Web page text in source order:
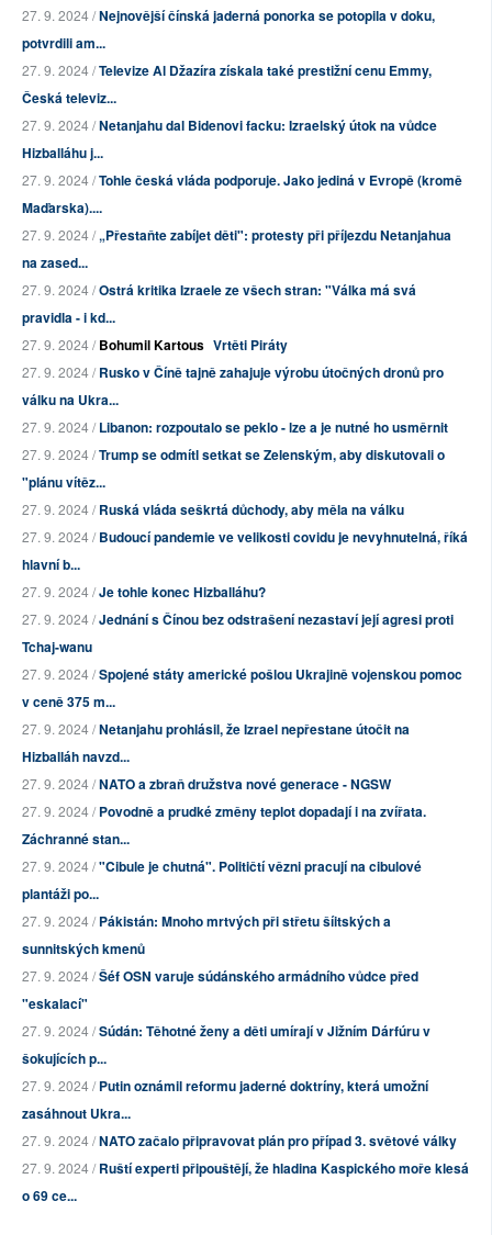
27. 9. 2024 /Nejnovější čínská jaderná ponorka se potopila v doku,
potvrdili am...
27. 9. 2024 /Televize Al Džazíra získala také prestižní cenu Emmy,
Česká televiz...
27. 9. 2024 /Netanjahu dal Bidenovi facku: Izraelský útok na vůdce
Hizballáhu j...
27. 9. 2024 /Tohle česká vláda podporuje. Jako jediná v Evropě (kromě
Maďarska)....
27. 9. 2024 /„Přestaňte zabíjet děti": protesty při příjezdu Netanjahua
na zased...
27. 9. 2024 /Ostrá kritika Izraele ze všech stran: "Válka má svá
pravidla - i kd...
27. 9. 2024 /Bohumil Kartous Vrtěti Piráty
27. 9. 2024 /Rusko v Číně tajně zahajuje výrobu útočných dronů pro
válku na Ukra...
27. 9. 2024 /Libanon: rozpoutalo se peklo - lze a je nutné ho usměrnit
27. 9. 2024 /Trump se odmítl setkat se Zelenským, aby diskutovali o
"plánu vítěz...
27. 9. 2024 /Ruská vláda seškrtá důchody, aby měla na válku
27. 9. 2024 /Budoucí pandemie ve velikosti covidu je nevyhnutelná, říká
hlavní b...
27. 9. 2024 /Je tohle konec Hizballáhu?
27. 9. 2024 /Jednání s Čínou bez odstrašení nezastaví její agresi proti
Tchaj-wanu
27. 9. 2024 /Spojené státy americké pošlou Ukrajině vojenskou pomoc
v ceně 375 m...
27. 9. 2024 /Netanjahu prohlásil, že Izrael nepřestane útočit na
Hizballáh navzd...
27. 9. 2024 /NATO a zbraň družstva nové generace - NGSW
27. 9. 2024 /Povodně a prudké změny teplot dopadají i na zvířata.
Záchranné stan...
27. 9. 2024 /"Cibule je chutná". Političtí vězni pracují na cibulové
plantáži po...
27. 9. 2024 /Pákistán: Mnoho mrtvých při střetu šíitských a
sunnitských kmenů
27. 9. 2024 /Šéf OSN varuje súdánského armádního vůdce před
"eskalací"
27. 9. 2024 /Súdán: Těhotné ženy a děti umírají v Jižním Dárfúru v
šokujících p...
27. 9. 2024 /Putin oznámil reformu jaderné doktríny, která umožní
zasáhnout Ukra...
27. 9. 2024 /NATO začalo připravovat plán pro případ 3. světové války
27. 9. 2024 /Ruští experti připouštějí, že hladina Kaspického moře klesá
o 69 ce...